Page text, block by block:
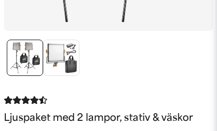
Ljuspaket med 2 lampor, stativ & väskor